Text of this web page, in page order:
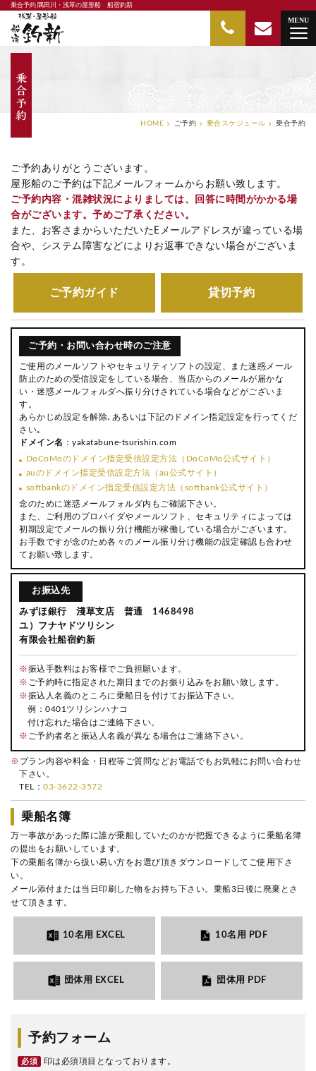
乗合予約 隅田川・浅草の屋形船 船宿釣新
MENU
隅田川・浅草の屋形船 船宿釣新
HOME ご予約 乗合スケジュール 乗合予約
ご予約ありがとうございます。
屋形船のご予約は下記メールフォームからお願い致します。
ご予約内容・混雑状況によりましては、回答に時間がかかる場
合がございます。予めご了承ください。
また、お客さまからいただいたEメールアドレスが違っている場
合や、システム障害などによりお返事できない場合がございま
す。
ご予約ガイド 貸切予約
ご予約・お問い合わせ時のご注意
ご使用のメールソフトやセキュリティソフトの設定、また迷惑メール
防止のための受信設定をしている場合、当店からのメールが届かな
い・迷惑メールフォルダへ振り分けされている場合などがございま
す。
あらかじめ設定を解除､あるいは下記のドメイン指定設定を行ってくだ
さい｡
ドメイン名 ：yakatabune-tsurishin.com
DoCoMoのドメイン指定受信設定方法（DoCoMo公式サイト）
auのドメイン指定受信設定方法（au公式サイト）
softbankのドメイン指定受信設定方法（softbank公式サイト）
念のために迷惑メールフォルダ内もご確認下さい。
また、ご利用のプロバイダやメールソフト、セキュリティによっては
初期設定でメールの振り分け機能が稼働している場合がございます。
お手数ですが念のため各々のメール振り分け機能の設定確認も合わせ
てお願い致します。
お振込先
みずほ銀行 淺草支店 普通 1468498
ユ）フナヤドツリシン
有限会社船宿釣新
※振込手数料はお客様でご負担願います。
※ ご予約時に指定された期日までのお振り込みをお願い致します。
※振込人名義のところに乗船日を付けてお振込下さい。
例：0401ツリシンハナコ
付け忘れた場合はご連絡下さい。
※ ご予約者名と振込人名義が異なる場合はご連絡下さい。
※ プラン内容や料金・日程等ご質問などお電話でもお気軽にお問い合わせ
下さい。
TEL： 03-3622-3572
乗船名簿
万一事故があった際に誰が乗船していたのかが把握できるように乗船名簿
の提出をお願いしています。
下の乗船名簿から扱い易い方をお選び頂きダウンロードしてご使用下さ
い。
メール添付または当日印刷した物をお持ち下さい。乗船3日後に廃棄とさ
せて頂きます。
10名用 EXCEL 10名用 PDF
団体用 EXCEL 団体用 PDF
予約フォーム
必須 印は必須項目となっております。